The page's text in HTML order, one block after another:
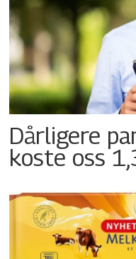
Dårligere
koste oss